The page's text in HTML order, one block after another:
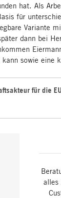
hat. Als
für
Variante
dann bei
sowie eine
für die EU
alles